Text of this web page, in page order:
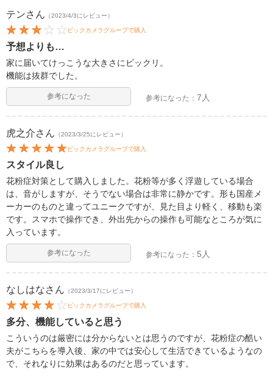
テンさん （2023/4/3にレビュー）
ビックカメラグループで購入
予想よりも…
家に届いてけっこうな大きさにビックリ。
機能は抜群でした。
参考になった 参考になった：7人
虎之介さん （2023/3/25にレビュー）
ビックカメラグループで購入
スタイル良し
花粉症対策として購入しました。花粉等が多く浮遊している場合
は、音がしますが、そうでない場合は非常に静かです。形も国産メ
ーカーのものと違ってユニークですが、見た目より軽く、移動も楽
です。スマホで操作でき、外出先からの操作も可能なところが気に
入っています。
参考になった 参考になった： 5人
なしはなさん （2023/3/17にレビュー）
ビックカメラグループで購入
多分、機能していると思う
こういうのは厳密には分からないとは思うのですが、花粉症の酷い
夫がこちらを導入後、家の中では安心して生活できているようなの
で、それなりに効果はあるのだと思っています。